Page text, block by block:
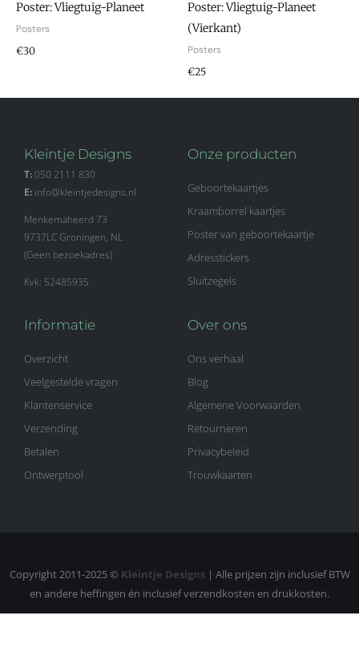
Poster: Vliegtuig-Planeet
Posters
€30
Poster: Vliegtuig-Planeet
(Vierkant)
Posters
€25
Kleintje Designs
T:050 2111 830
E: info@kleintjedesigns.nl
Menkemaheerd 73
9737LC Groningen, NL
(Geen bezoekadres)
Kvk: 52485935
Onze producten
Geboortekaartjes
Kraamborrel kaartjes
Poster van geboortekaartje
Adresstickers
Sluitzegels
Informatie
Overzicht
Veelgestelde vragen
Klantenservice
Verzending
Betalen
Ontwerptool
Over ons
Ons verhaal
Blog
Algemene Voorwaarden
Retourneren
Privacybeleid
Trouwkaarten
Copyright 2011-2025 © Kleintje Designs| Alle prijzen zijn inclusief BTW
en andere heffingen én inclusief verzendkosten en drukkosten.